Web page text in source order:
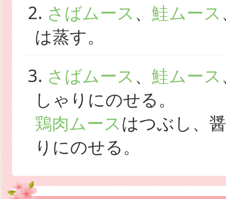
2. さばムース、 鮭ムース
は蒸す。
3. さばムース、 鮭ムース
しゃりにのせる。
鶏肉ムースはつぶし、
りにのせる。